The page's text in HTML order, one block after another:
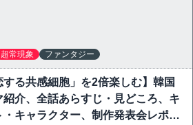
超常現象 ファンタジー
する共感細胞」を2倍楽しむ】韓国
紹介、全話あらすじ・見どころ、キ
・キャラクター、制作発表会レポー